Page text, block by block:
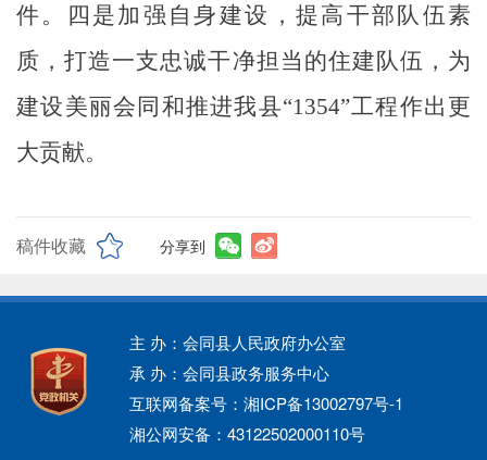
件。 四是加强自身建设，提高干部队伍素
质，打造一支忠诚干净担当的住建队伍，为
建设美丽会同 和推进我县“1354”工程作出更
大贡献。
稿件收藏 分享到
主 办：会同县人民政府办公室
承 办：会同县政务服务中心
互联网备案号：湘ICP备13002797号-1
湘公网安备：43122502000110号